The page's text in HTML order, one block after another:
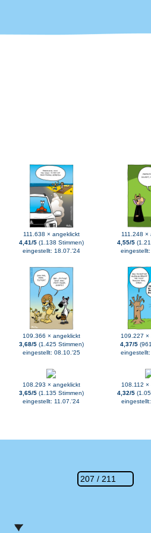
111.638 × angeklickt
4,41/5(1.138 Stimmen)
eingestellt: 18.07.'24
111.248 ×
4,55/5
109.366 × angeklickt
3,68/5(1.425 Stimmen)
eingestellt: 08.10.'25
109.227 ×
4,37/5
108.293 × angeklickt
3,65/5(1.135 Stimmen)
eingestellt: 11.07.'24
108.112 ×
4,32/5